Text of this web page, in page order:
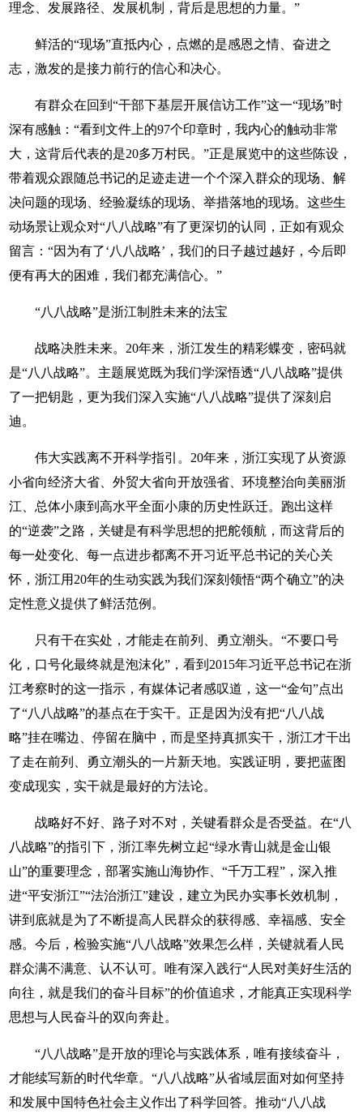
理念、发展路径、发展机制，背后是思想的力量。”
鲜活的“现场”直抵内心，点燃的是感恩之情、奋进之
志，激发的是接力前行的信心和决心。
有群众在回到“干部下基层开展信访工作”这一“现场”时
深有感触：“看到文件上的97个印章时，我内心的触动非常
大，这背后代表的是20多万村民。”正是展览中的这些陈设，
带着观众跟随总书记的足迹走进一个个深入群众的现场、解
决问题的现场、经验凝练的现场、举措落地的现场。这些生
动场景让观众对“八八战略”有了更深切的认同，正如有观众
留言：“因为有了‘八八战略’，我们的日子越过越好，今后即
便有再大的困难，我们都充满信心。”
“八八战略”是浙江制胜未来的法宝
战略决胜未来。20年来，浙江发生的精彩蝶变，密码就
是“八八战略”。主题展览既为我们学深悟透“八八战略”提供
了一把钥匙，更为我们深入实施“八八战略”提供了深刻启
迪。
伟大实践离不开科学指引。20年来，浙江实现了从资源
小省向经济大省、外贸大省向开放强省、环境整治向美丽浙
江、总体小康到高水平全面小康的历史性跃迁。跑出这样
的“逆袭”之路，关键是有科学思想的把舵领航，而这背后的
每一处变化、每一点进步都离不开习近平总书记的关心关
怀，浙江用20年的生动实践为我们深刻领悟“两个确立”的决
定性意义提供了鲜活范例。
只有干在实处，才能走在前列、勇立潮头。“不要口号
化，口号化最终就是泡沫化”，看到2015年习近平总书记在浙
江考察时的这一指示，有媒体记者感叹道，这一“金句”点出
了“八八战略”的基点在于实干。正是因为没有把“八八战
略”挂在嘴边、停留在脑中，而是坚持真抓实干，浙江才干出
了走在前列、勇立潮头的一片新天地。实践证明，要把蓝图
变成现实，实干就是最好的方法论。
战略好不好、路子对不对，关键看群众是否受益。在“八
八战略”的指引下，浙江率先树立起“绿水青山就是金山银
山”的重要理念，部署实施山海协作、“千万工程”，深入推
进“平安浙江”“法治浙江”建设，建立为民办实事长效机制，
讲到底就是为了不断提高人民群众的获得感、幸福感、安全
感。今后，检验实施“八八战略”效果怎么样，关键就看人民
群众满不满意、认不认可。唯有深入践行“人民对美好生活的
向往，就是我们的奋斗目标”的价值追求，才能真正实现科学
思想与人民奋斗的双向奔赴。
“八八战略”是开放的理论与实践体系，唯有接续奋斗，
才能续写新的时代华章。“八八战略”从省域层面对如何坚持
和发展中国特色社会主义作出了科学回答。推动“八八战